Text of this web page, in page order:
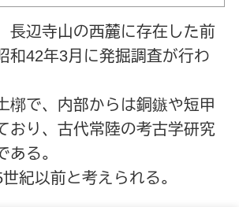
長辺寺山の西麓に存在した前
和42年3月に発掘調査が行わ
で、内部からは銅鏃や短甲
おり、古代常陸の考古学研究
ある。
紀以前と考えられる。